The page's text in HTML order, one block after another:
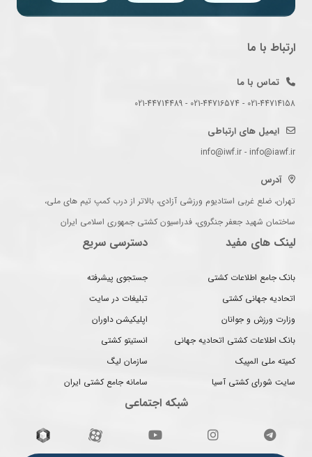
ارتباط با ما
تماس با ما
021-44714158 - 021-44716574 - 021-44714489
ایمیل های ارتباطی
info@iwf.ir - info@iawf.ir
آدرس
تهران، ضلع غربی استادیوم ورزشی آزادی، بالاتر از درب کمپ تیم های ملی،
ساختمان شهید جعفر جنگروی، فدراسیون کشتی جمهوری اسلامی ایران
لینک های مفید
بانک جامع اطلاعات کشتی
اتحادیه جهانی کشتی
وزارت ورزش و جوانان
بانک اطلاعات کشتی اتحادیه جهانی
کمیته ملی المپیک
سایت شورای کشتی آسیا
دسترسی سریع
جستجوی پیشرفته
تبلیغات در سایت
اپلیکیشن داوران
انستیتو کشتی
سازمان لیگ
سامانه جامع کشتی ایران
شبکه اجتماعی